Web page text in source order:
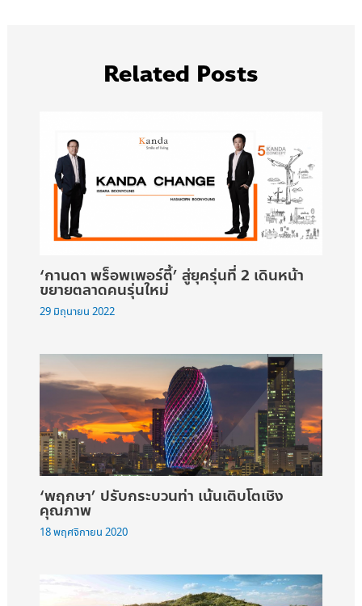
Related Posts
‘กานดา พร็อพเพอร์ตี้’ สู่ยุครุ่นที่ 2 เดินหน้า
ขยายตลาดคนรุ่นใหม่
29 มิถุนายน 2022
‘พฤกษา’ ปรับกระบวนท่า เน้นเติบโตเชิง
คุณภาพ
18 พฤศจิกายน 2020